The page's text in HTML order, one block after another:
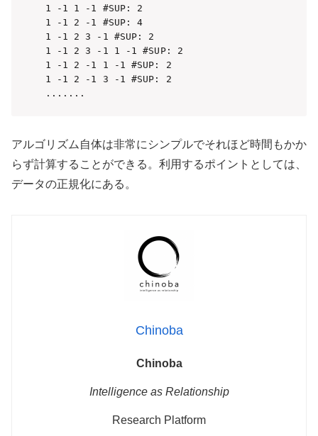
1 -1 1 -1 #SUP: 2
1 -1 2 -1 #SUP: 4
1 -1 2 3 -1 #SUP: 2
1 -1 2 3 -1 1 -1 #SUP: 2
1 -1 2 -1 1 -1 #SUP: 2
1 -1 2 -1 3 -1 #SUP: 2
.......
アルゴリズム自体は非常にシンプルでそれほど時間もかか
らず計算することができる。利用するポイントとしては、
データの正規化にある。
Chinoba
Chinoba
Intelligence as Relationship
Research Platform